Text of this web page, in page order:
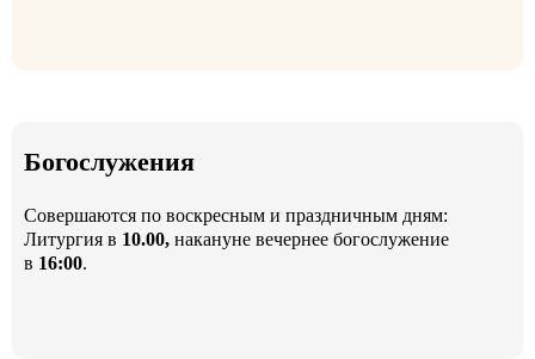
Богослужения
Совершаются по воскресным и праздничным дням:
Литургия в 10.00, накануне вечернее богослужение
в 16:00.